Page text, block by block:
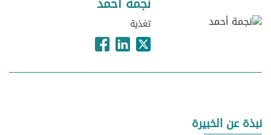
تغذية
نبذة عن الخبيرة